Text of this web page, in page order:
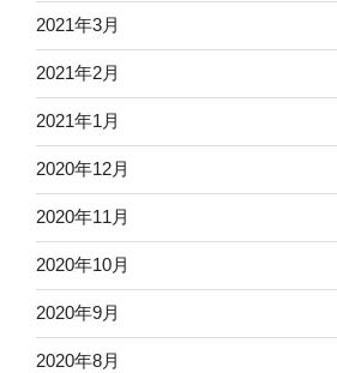
2021年3月
2021年2月
2021年1月
2020年12月
2020年11月
2020年10月
2020年9月
2020年8月